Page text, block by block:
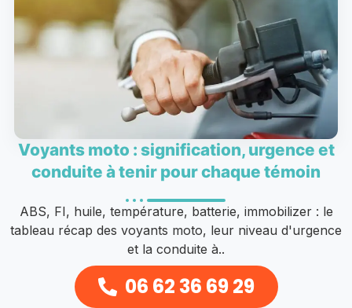
Voyants moto : signification, urgence et
conduite à tenir pour chaque témoin
ABS, FI, huile, température, batterie, immobilizer : le
tableau récap des voyants moto, leur niveau d'urgence
et la conduite à..
06 62 36 69 29